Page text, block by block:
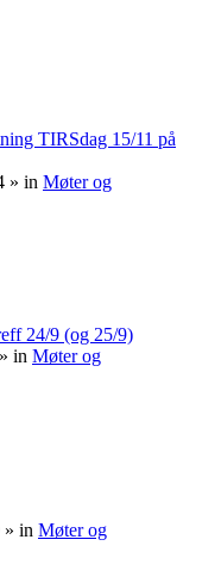
TIRSdag 15/11 på
» in Møter og
24/9 (og 25/9)
» in Møter og
» in Møter og